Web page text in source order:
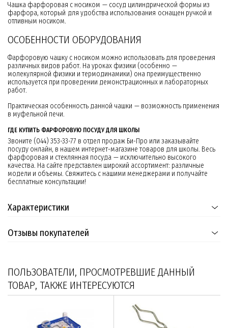
Чашка фарфоровая с носиком — сосуд цилиндрической формы из
фарфора, который для удобства использования оснащен ручкой и
отливным носиком.
ОСОБЕННОСТИ ОБОРУДОВАНИЯ
Фарфоровую чашку с носиком можно использовать для проведения
различных видов работ. На уроках физики (особенно —
молекулярной физики и термодинамики) она преимущественно
используется при проведении демонстрационных и лабораторных
работ.
Практическая особенность данной чашки — возможность применения
в муфельной печи.
ГДЕ КУПИТЬ ФАРФОРОВУЮ ПОСУДУ ДЛЯ ШКОЛЫ
Звоните (044) 353-33-77 в отдел продаж Би-Про или заказывайте
посуду онлайн, в нашем интернет-магазине товаров для школы. Весь
фарфоровая и стеклянная посуда — исключительно высокого
качества. На сайте представлен широкий ассортимент: различные
модели и объемы. Свяжитесь с нашими менеджерами и получайте
бесплатные консультации!
Характеристики
Отзывы покупателей
ПОЛЬЗОВАТЕЛИ, ПРОСМОТРЕВШИЕ ДАННЫЙ
ТОВАР, ТАКЖЕ ИНТЕРЕСУЮТСЯ